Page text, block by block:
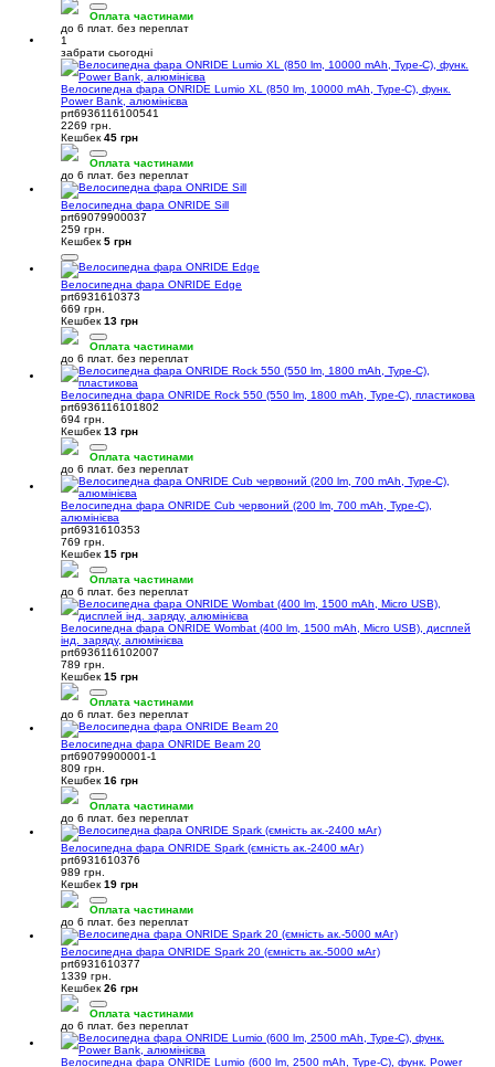
Оплата частинами
до 6 плат. без переплат
1
забрати сьогодні
Велосипедна фара ONRIDE Lumio XL (850 lm, 10000 mAh, Type-C), функ.
Power Bank, алюмінієва
prt6936116100541
2269 грн.
Кешбек 45 грн
Оплата частинами
до 6 плат. без переплат
Велосипедна фара ONRIDE Sill
prt69079900037
259 грн.
Кешбек 5 грн
Велосипедна фара ONRIDE Edge
prt6931610373
669 грн.
Кешбек 13 грн
Оплата частинами
до 6 плат. без переплат
Велосипедна фара ONRIDE Rock 550 (550 lm, 1800 mAh, Type-C), пластикова
prt6936116101802
694 грн.
Кешбек 13 грн
Оплата частинами
до 6 плат. без переплат
Велосипедна фара ONRIDE Cub червоний (200 lm, 700 mAh, Type-C),
алюмінієва
prt6931610353
769 грн.
Кешбек 15 грн
Оплата частинами
до 6 плат. без переплат
Велосипедна фара ONRIDE Wombat (400 lm, 1500 mAh, Micro USB), дисплей
інд. заряду, алюмінієва
prt6936116102007
789 грн.
Кешбек 15 грн
Оплата частинами
до 6 плат. без переплат
Велосипедна фара ONRIDE Beam 20
prt69079900001-1
809 грн.
Кешбек 16 грн
Оплата частинами
до 6 плат. без переплат
Велосипедна фара ONRIDE Spark (ємність ак.-2400 мАг)
prt6931610376
989 грн.
Кешбек 19 грн
Оплата частинами
до 6 плат. без переплат
Велосипедна фара ONRIDE Spark 20 (ємність ак.-5000 мАг)
prt6931610377
1339 грн.
Кешбек 26 грн
Оплата частинами
до 6 плат. без переплат
Велосипедна фара ONRIDE Lumio (600 lm, 2500 mAh, Type-C), функ. Power